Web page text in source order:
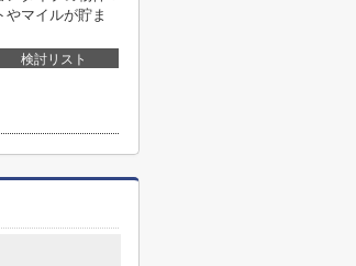
マイルが貯ま
検討リスト